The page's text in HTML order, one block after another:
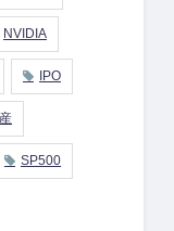
NVIDIA
IPO
SP500